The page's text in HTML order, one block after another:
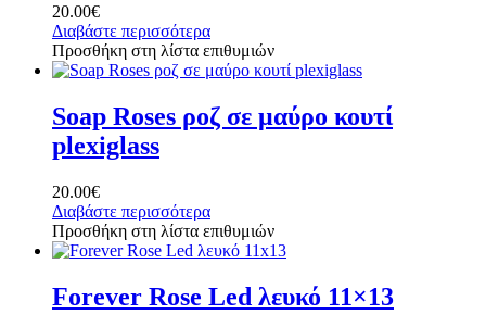
20.00€
Διαβάστε περισσότερα
Προσθήκη στη λίστα επιθυμιών
Soap Roses ροζ σε μαύρο κουτί
plexiglass
20.00€
Διαβάστε περισσότερα
Προσθήκη στη λίστα επιθυμιών
Forever Rose Led λευκό 11×13